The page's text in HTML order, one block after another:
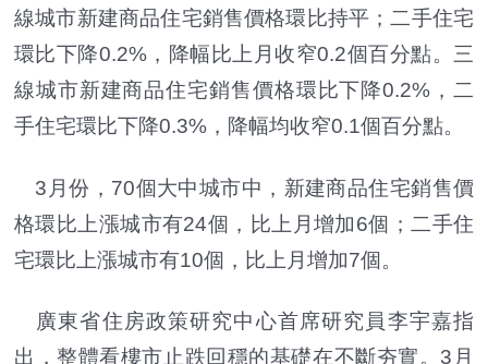
線城市新建商品住宅銷售價格環比持平；二手住宅
環比下降0.2%，降幅比上月收窄0.2個百分點。三
線城市新建商品住宅銷售價格環比下降0.2%，二
手住宅環比下降0.3%，降幅均收窄0.1個百分點。
3月份，70個大中城市中，新建商品住宅銷售價
格環比上漲城市有24個，比上月增加6個；二手住
宅環比上漲城市有10個，比上月增加7個。
廣東省住房政策研究中心首席研究員李宇嘉指
出，整體看樓市止跌回穩的基礎在不斷夯實。3月